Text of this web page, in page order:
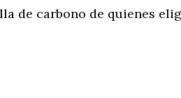
de carbono de quienes